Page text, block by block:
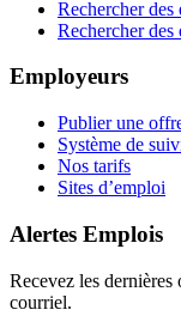
Rechercher des
Rechercher des
Employeurs
Publier une
Système de
Nos tarifs
Sites d’emploi
Alertes Emplois
Recevez les
courriel.